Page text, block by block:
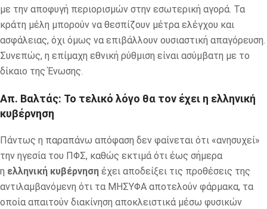
με την αποφυγή περιορισμών στην εσωτερική αγορά. Τα
κράτη μέλη μπορούν να θεσπίζουν μέτρα ελέγχου και
ασφάλειας, όχι όμως να επιβάλλουν ουσιαστική απαγόρευση.
Συνεπώς, η επίμαχη εθνική ρύθμιση είναι ασύμβατη με το
δίκαιο της Ένωσης.
Απ. Βαλτάς: Το τελικό λόγο θα τον έχει η ελληνική
κυβέρνηση
Πάντως η παραπάνω απόφαση δεν φαίνεται ότι «ανησυχεί»
την ηγεσία του ΠΦΣ, καθώς εκτιμά ότι έως σήμερα
η ελληνική κυβέρνηση έχει αποδείξει τις προθέσεις της
αντιλαμβανόμενη ότι τα ΜΗΣΥΦΑ αποτελούν φάρμακα, τα
οποία απαιτούν διακίνηση αποκλειστικά μέσω φυσικών